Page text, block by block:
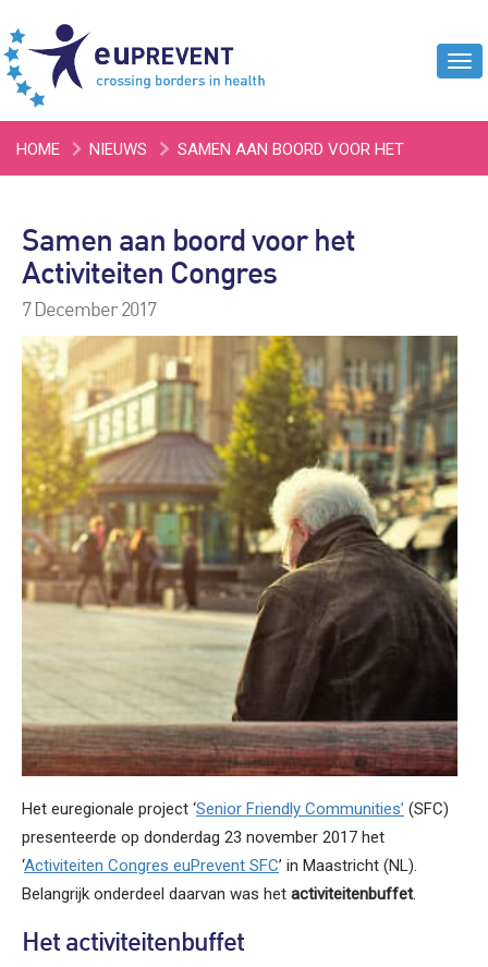
HOME NIEUWS SAMEN AAN BOORD VOOR HET
Samen aan boord voor het
Activiteiten Congres
7 December 2017
Het euregionale project ‘Senior Friendly Communities’ (SFC)
presenteerde op donderdag 23 november 2017 het
‘Activiteiten Congres euPrevent SFC’ in Maastricht (NL).
Belangrijk onderdeel daarvan was het activiteitenbuffet.
Het activiteitenbuffet